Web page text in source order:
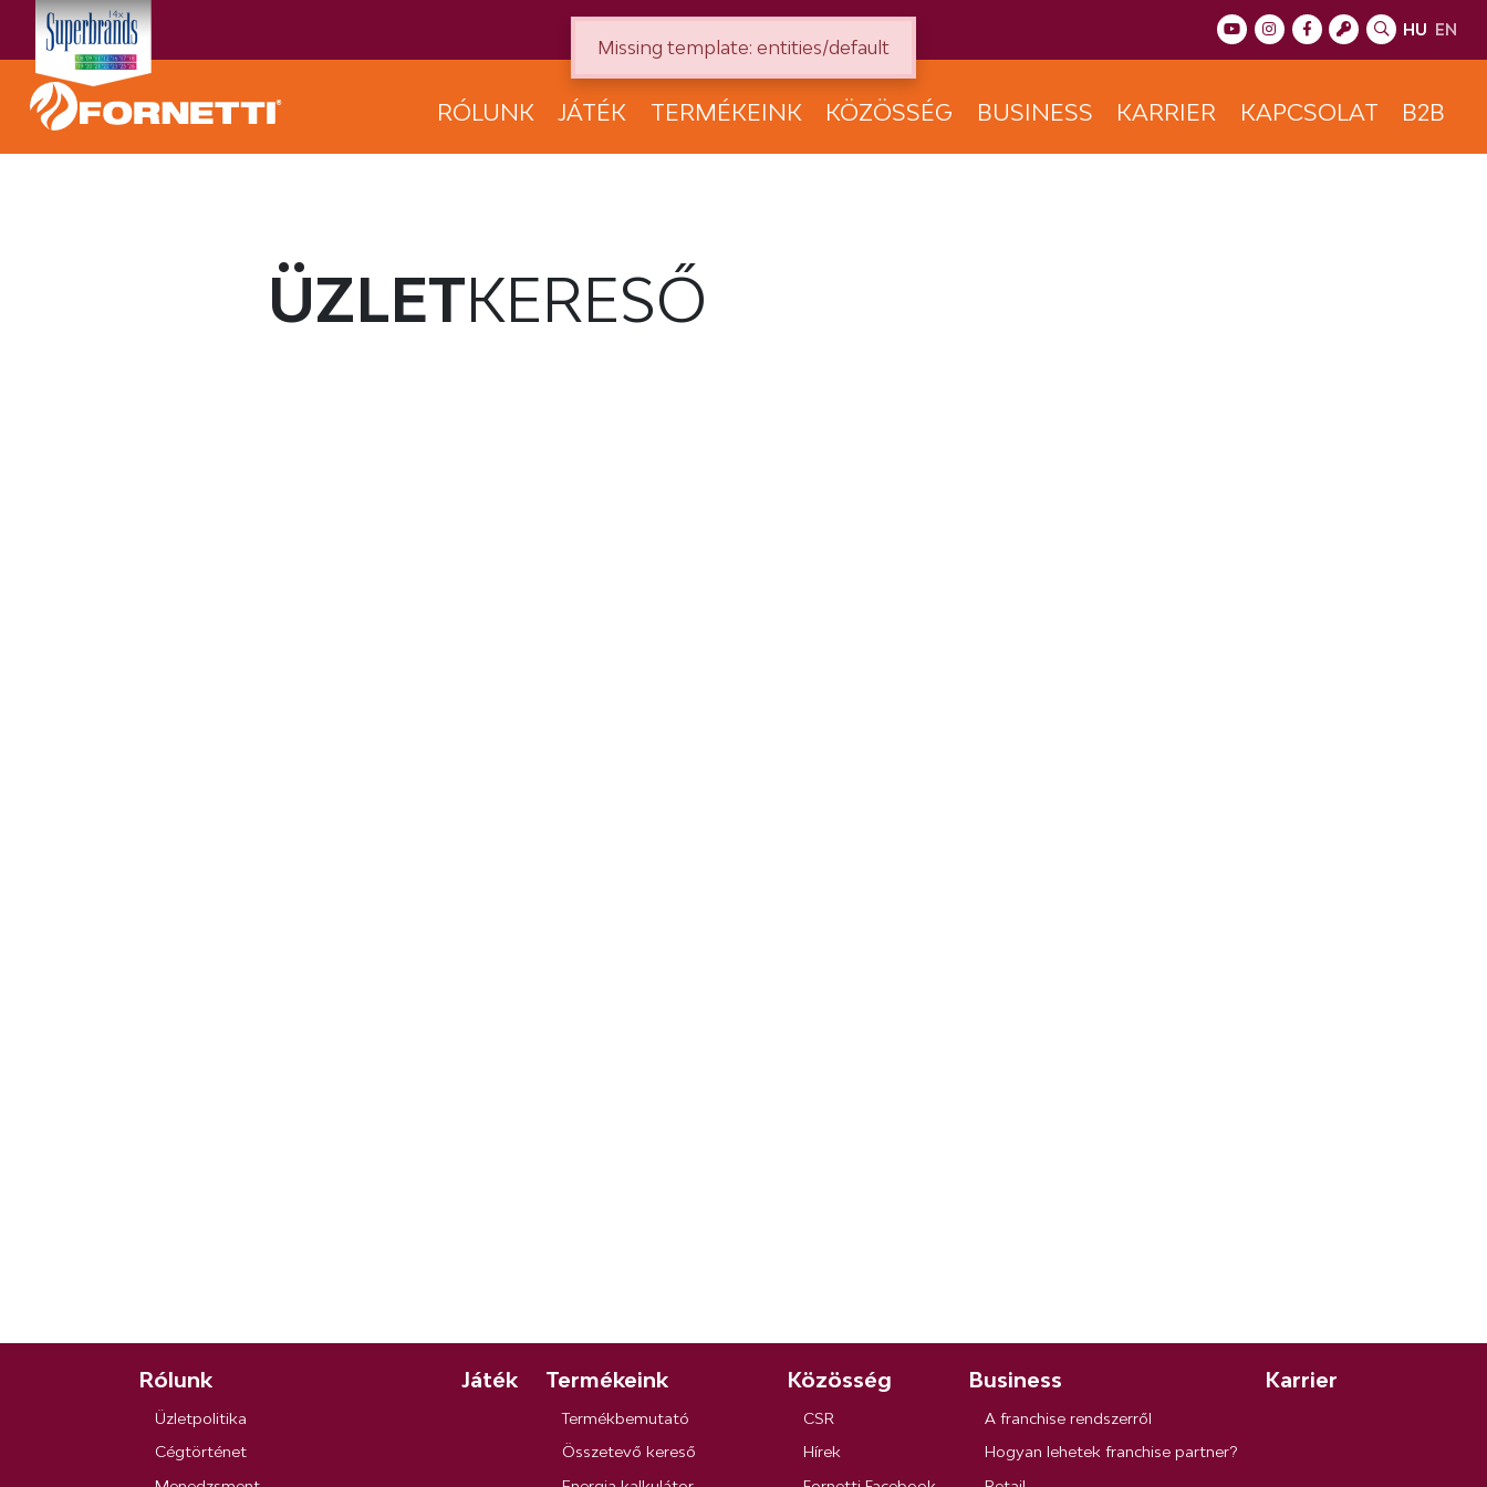
HU EN
RÓLUNK JÁTÉK TERMÉKEINK KÖZÖSSÉG BUSINESS KARRIER KAPCSOLAT B2B
ÜZLETKERESŐ
Rólunk
Üzletpolitika
Cégtörténet
Játék Termékeink
Termékbemutató
Összetevő kereső
Közösség
CSR
Hírek
Business
A franchise rendszerről
Hogyan lehetek franchise partner?
Karrier
Missing template: entities/default